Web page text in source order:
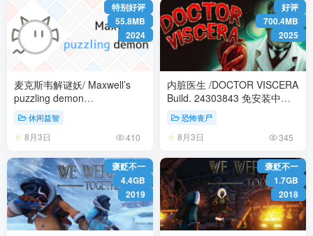
特别好评
55.8MB
2024
麦克斯韦解谜妖/ Maxwell’s
puzzling demon
休闲益智
8月3日 410
好评
700.4MB
2025
内脏医生 /DOCTOR VISCERA
Build. 24303843 免安装中文
版
恐怖丧尸
8月3日 345
褒贬不一
4.4GB
2019
褒贬不一
1.7GB
2018